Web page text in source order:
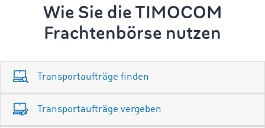
Wie Sie die TIMOCOM
Frachtenbörse nutzen
Transportaufträge finden
Transportaufträge vergeben